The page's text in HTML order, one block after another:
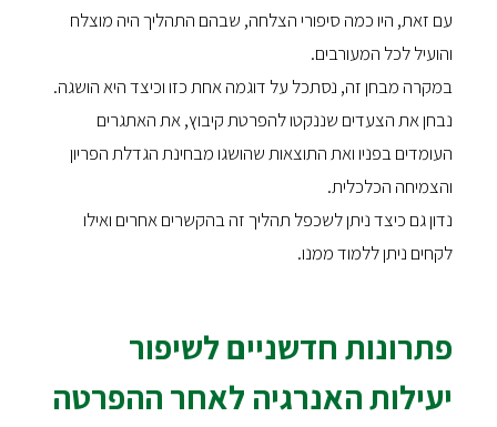
עם זאת, היו כמה סיפורי הצלחה, שבהם התהליך היה מוצלח
והועיל לכל המעורבים.
במקרה מבחן זה, נסתכל על דוגמה אחת כזו וכיצד היא הושגה.
נבחן את הצעדים שננקטו להפרטת קיבוץ, את האתגרים
העומדים בפניו ואת התוצאות שהושגו מבחינת הגדלת הפריון
והצמיחה הכלכלית.
נדון גם כיצד ניתן לשכפל תהליך זה בהקשרים אחרים ואילו
לקחים ניתן ללמוד ממנו.
פתרונות חדשניים לשיפור
יעילות האנרגיה לאחר ההפרטה